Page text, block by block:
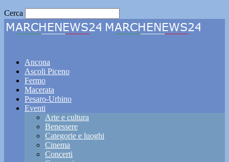
Cerca
Ancona
Ascoli Piceno
Fermo
Macerata
Pesaro-Urbino
Eventi
Arte e cultura
Benessere
Categorie e luoghi
Cinema
Concerti